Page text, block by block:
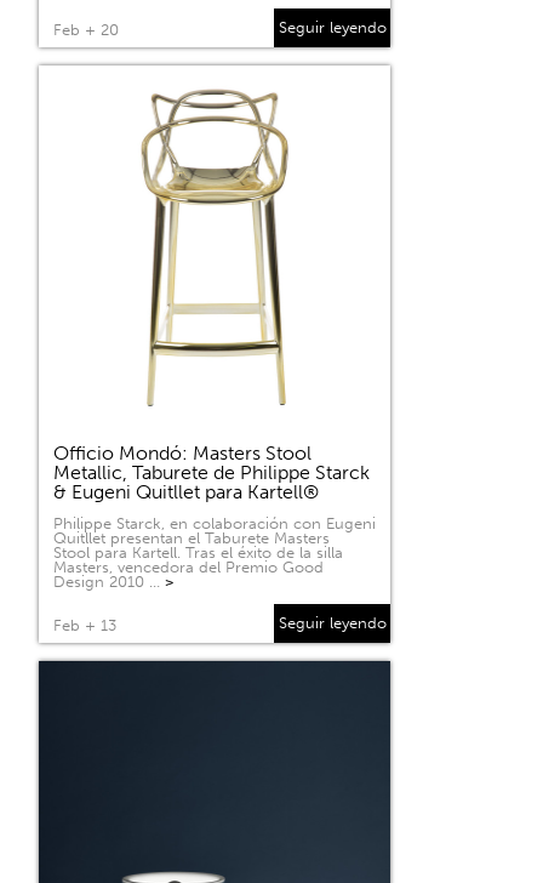
Feb + 20 Seguir leyendo
Officio Mondó: Masters Stool
Metallic, Taburete de Philippe Starck
& Eugeni Quitllet para Kartell®
Philippe Starck, en colaboración con Eugeni
Quitllet presentan el Taburete Masters
Stool para Kartell. Tras el éxito de la silla
Masters, vencedora del Premio Good
Design 2010 … >
Feb + 13 Seguir leyendo